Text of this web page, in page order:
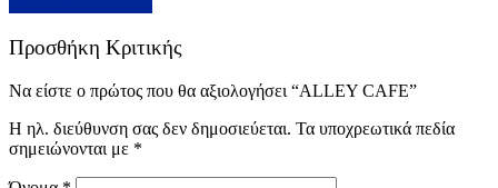
Προσθήκη Κριτικής
Να είστε ο πρώτος που θα αξιολογήσει “ALLEY CAFE”
Η ηλ. διεύθυνση σας δεν δημοσιεύεται. Τα υποχρεωτικά πεδία
σημειώνονται με *